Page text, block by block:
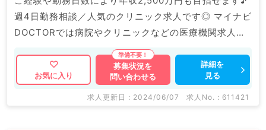
週4日勤務相談／人気のクリニック求人です◎ マイナビ
DOCTORでは病院やクリニックなどの医療機関求人は
もちろんのこと、 掲載情報以外にも産業医等の企業系
求人も多数扱っています。 求人内容の詳細等はお気軽
にお問合せ下さい。
お気に入り
募集状況を
問い合わせる
詳細を
見る
求人更新日 : 2024/06/07 求人No. : 611421